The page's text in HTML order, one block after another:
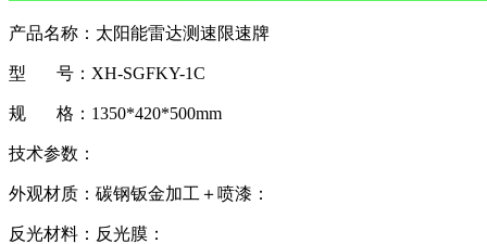
产品名称：太阳能雷达测速限速牌
型 号：XH-SGFKY-1C
规 格：1350*420*500mm
技术参数：
外观材质：碳钢钣金加工＋喷漆：
反光材料：反光膜：